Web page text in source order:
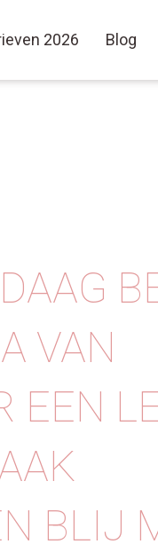
2026 Blog
VAN
EEN
BLIJ